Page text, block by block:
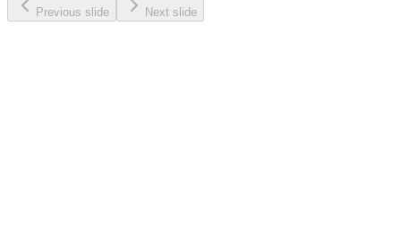
Previous slide Next slide